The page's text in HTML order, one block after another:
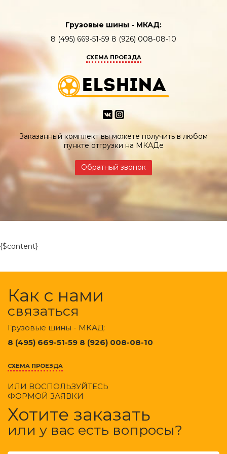
Грузовые шины - МКАД:
8 (495) 669-51-59 8 (926) 008-08-10
СХЕМА ПРОЕЗДА
Заказанный комплект вы можете получить в любом
пункте отгрузки на МКАДе
Обратный звонок
{$content}
Как с нами
связаться
Грузовые шины - МКАД:
8 (495) 669-51-59 8 (926) 008-08-10
СХЕМА ПРОЕЗДА
ИЛИ ВОСПОЛЬЗУЙТЕСЬ
ФОРМОЙ ЗАЯВКИ
Хотите заказать
или у вас есть вопросы?